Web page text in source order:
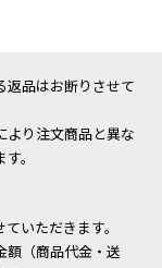
返品はお断りさせて
より注文商品と異な
。
いただきます。
額（商品代金・送